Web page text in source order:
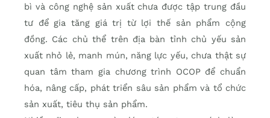
bì và công nghệ sản xuất chưa được tập trung đầu
tư để gia tăng giá trị từ lợi thế sản phẩm cộng
đồng. Các chủ thể trên địa bàn tỉnh chủ yếu sản
xuất nhỏ lẻ, manh mún, năng lực yếu, chưa thật sự
quan tâm tham gia chương trình OCOP để chuẩn
hóa, nâng cấp, phát triển sâu sản phẩm và tổ chức
sản xuất, tiêu thụ sản phẩm.